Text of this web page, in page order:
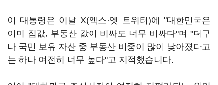
이 대통령은 이날 X(엑스·옛 트위터)에 "대한민국은
이미 집값, 부동산 값이 비싸도 너무 비싸다"며 "더구
나 국민 보유 자산 중 부동산 비중이 많이 낮아졌다고
는 하나 여전히 너무 높다"고 지적했습니다.